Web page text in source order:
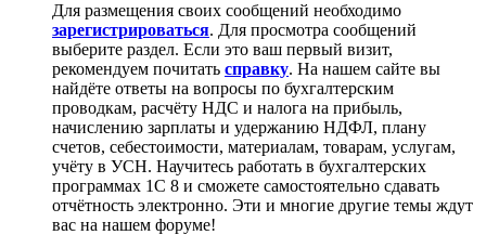
Для размещения своих сообщений необходимо
зарегистрироваться. Для просмотра сообщений
выберите раздел. Если это ваш первый визит,
рекомендуем почитать справку. На нашем сайте вы
найдёте ответы на вопросы по бухгалтерским
проводкам, расчёту НДС и налога на прибыль,
начислению зарплаты и удержанию НДФЛ, плану
счетов, себестоимости, материалам, товарам, услугам,
учёту в УСН. Научитесь работать в бухгалтерских
программах 1С 8 и сможете самостоятельно сдавать
отчётность электронно. Эти и многие другие темы ждут
вас на нашем форуме!